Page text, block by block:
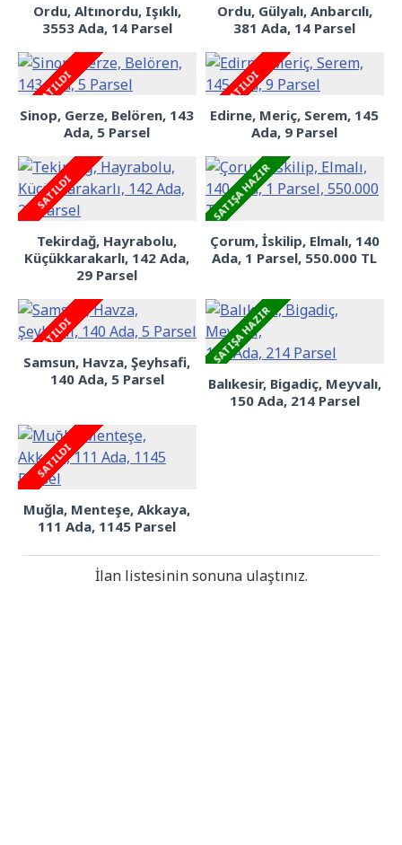
Ordu, Altınordu, Işıklı,
3553 Ada, 14 Parsel
Ordu, Gülyalı, Anbarcılı,
381 Ada, 14 Parsel
SATILDI
Sinop, Gerze, Belören, 143
Ada, 5 Parsel
SATILDI
Edirne, Meriç, Serem, 145
Ada, 9 Parsel
SATILDI
Tekirdağ, Hayrabolu,
Küçükkarakarlı, 142 Ada,
29 Parsel
SATIŞA HAZIR
Çorum, İskilip, Elmalı, 140
Ada, 1 Parsel, 550.000 TL
SATILDI
Samsun, Havza, Şeyhsafi,
140 Ada, 5 Parsel
SATIŞA HAZIR
Balıkesir, Bigadiç, Meyvalı,
150 Ada, 214 Parsel
SATILDI
Muğla, Menteşe, Akkaya,
111 Ada, 1145 Parsel
İlan listesinin sonuna ulaştınız.